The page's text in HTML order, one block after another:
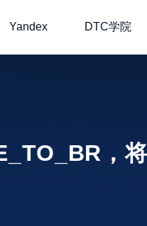
Yandex DTC学院
，